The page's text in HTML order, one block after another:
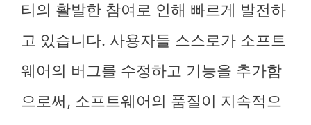
티의 활발한 참여로 인해 빠르게 발전하
고 있습니다. 사용자들 스스로가 소프트
웨어의 버그를 수정하고 기능을 추가함
으로써, 소프트웨어의 품질이 지속적으